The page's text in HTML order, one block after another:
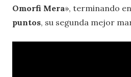
Omorfi Mera», terminando
puntos, su segunda mejor